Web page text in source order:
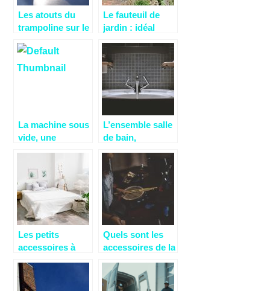
Les atouts du
trampoline sur le
de l’enfant
Le fauteuil de
jardin : idéal
réconfortante
La machine sous
vide, une
procéde pour
méthode
d’aspiration
d’oxygiène et de
micro-organisme
pour conserver
vos aliments
L’ensemble salle
de bain,
au choix des
différents
meubles de votre
salle de bain
Les petits
accessoires à
une chambre
cocooning.
Quels sont les
accessoires de la